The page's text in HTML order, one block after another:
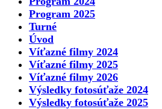
Program 2025
Turné
Úvod
Víťazné filmy 2024
Víťazné filmy 2025
Víťazné filmy 2026
Výsledky fotosúťaže 2024
Výsledky fotosúťaže 2025